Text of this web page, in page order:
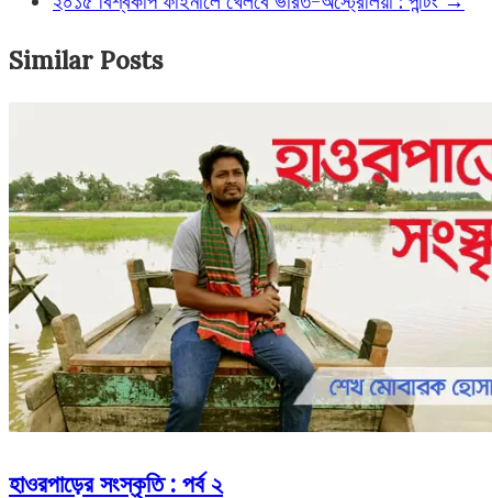
Similar Posts
হাওরপাড়ের সংস্কৃতি : পর্ব ২